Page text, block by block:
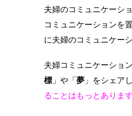
夫婦のコミュニケーシ
コミュニケーションを
に夫婦のコミュニケー
夫婦コミュニケーショ
標 」や「 夢 」をシェア
ることはもっとあります